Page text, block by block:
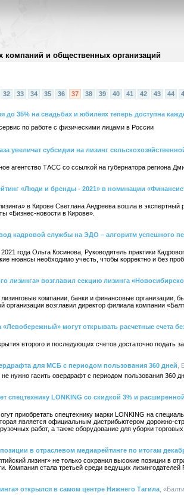
компаний и общественных организаций
32 33 34 35 36 37 38 39 40 41 42 43 44
до 35% на свадьбах и юбилеях теперь доступна
по работе с физическими лицами в России
увеличат субсидии на лизинг
агентство ТАСС со ссылкой на губернатора региона
«Люди и бренды - 2021» в номинации
в Кирове Светлана Андреева вошла в
«Бизнес-новости в Кирове».
кадровой службы на ЭДО – алгоритм успешного
года Ольга Косинова, Руководитель практики
нюансы необходимо учесть, чтобы корректно и без
лизинга» возглавил секцию лизинга
компании, банки и финансовые организации,
возглавил директор филиала компании
могут открывать расчетные счета
второго и последующих счетов достаточно подать
для МСБ с периодом пользования 360 дней ,
нужно гасить овердрафт с периодом пользования 360
спецтехнику LONKING со скидкой 3% и
приобретать спецтехнику марки LONKING на
является официальным дистрибьютером дорожно-
работ, а также оборудование для уборки
в отраслевом медиарейтинге по итогам
лизинг» не только сохранил высокие позиции в
Компания стала третьей среди ведущих лизингодателей
открылся в самом центре Нижнего Тагила ,